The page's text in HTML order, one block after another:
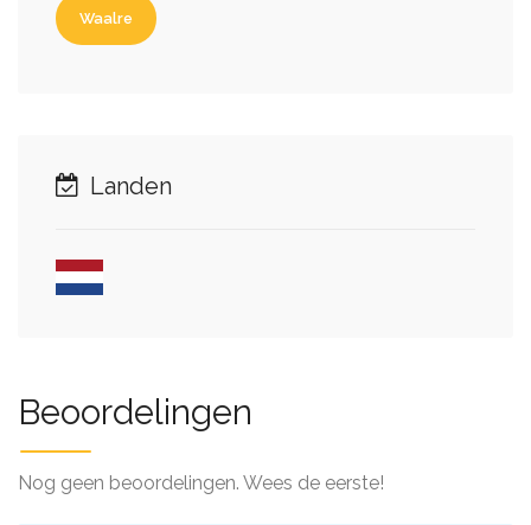
Waalre
Landen
Beoordelingen
Nog geen beoordelingen. Wees de eerste!